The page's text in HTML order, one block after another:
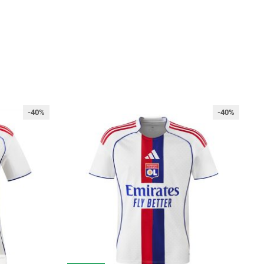
-40% -40%